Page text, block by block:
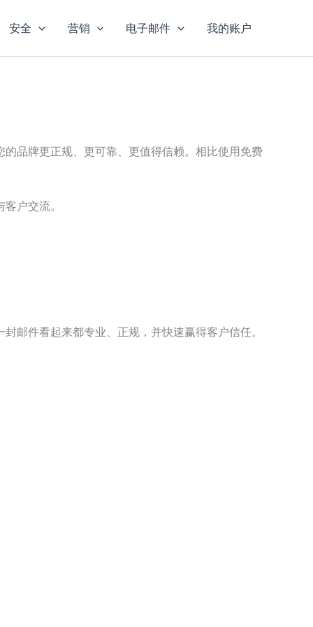
安全 营销 电子邮件 我的账户
品牌更正规、更可靠、更值得信赖。相比使用免费
户交流。
邮件看起来都专业、正规，并快速赢得客户信任。